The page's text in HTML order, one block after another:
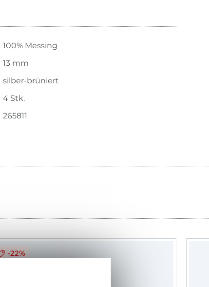
100% Messing
13 mm
silber-brüniert
4 Stk.
265811
-22%